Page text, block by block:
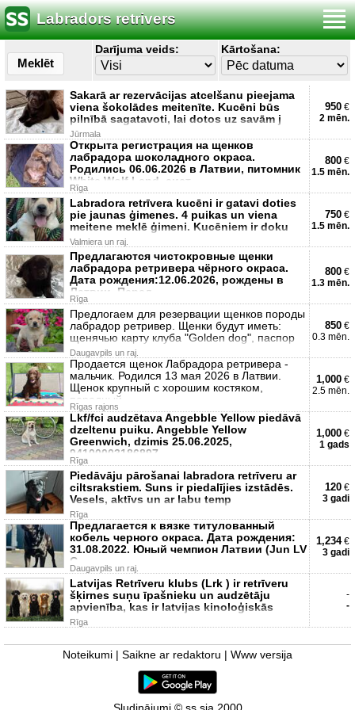
Labradors retrivers
Meklēt
Darījuma veids: Kārtošana:
Sakarā ar rezervācijas atcelšanu pieejama
viena šokolādes meitenīte. Kucēni būs
pilnībā sagatavoti, lai dotos uz savām j
Jūrmala
950 €
2 mēn.
Открыта регистрация на щенков
лабрадора шоколадного окраса.
Родились 06.06.2026 в Латвии, питомник
White Wolf Lend, сист
Rīga
800 €
1.5 mēn.
Labradora retrīvera kucēni ir gatavi doties
pie jaunas ģimenes. 4 puikas un viena
meitene meklē ģimeni. Kucēniem ir doku
Valmiera un raj.
750 €
1.5 mēn.
Предлагаются чистокровные щенки
лабрадора ретривера чёрного окраса.
Дата рождения:12.06.2026, рождены в
Латвии. Перед
Rīga
800 €
1.3 mēn.
Предлогаем для резервации щенков породы
лабрадор ретривер. Щенки будут иметь:
щенячью карту клуба "Golden dog", паспор
Daugavpils un raj.
850 €
0.3 mēn.
Продается щенок Лабрадора ретривера -
мальчик. Родился 13 мая 2026 в Латвии.
Щенок крупный с хорошим костяком,
породный
Rīgas rajons
1,000 €
2.5 mēn.
Lkf/fci audzētava Angebble Yellow piedāvā
dzeltenu puiku. Angebble Yellow
Greenwich, dzimis 25.06.2025,
94100003186897
Rīga
1,000 €
1 gads
Piedāvāju pārošanai labradora retrīveru ar
ciltsrakstiem. Suns ir piedalījies izstādēs.
Vesels, aktīvs un ar labu temp
Rīga
120 €
3 gadi
Предлагается к вязке титулованный
кобель черного окраса. Дата рождения:
31.08.2022. Юный чемпион Латвии (Jun LV
C
Daugavpils un raj.
1,234€
3 gadi
Latvijas Retrīveru klubs (Lrk ) ir retrīveru
šķirnes suņu īpašnieku un audzētāju
apvienība, kas ir latvijas kinoloģiskās
Rīga
-
-
Noteikumi Saikne ar redaktoru Www versija